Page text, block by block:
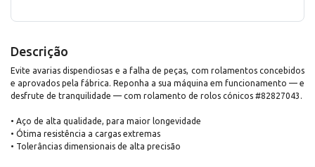
Descrição
Evite avarias dispendiosas e a falha de peças, com rolamentos concebidos
e aprovados pela fábrica. Reponha a sua máquina em funcionamento — e
desfrute de tranquilidade — com rolamento de rolos cónicos #82827043.
• Aço de alta qualidade, para maior longevidade
• Ótima resistência a cargas extremas
• Tolerâncias dimensionais de alta precisão